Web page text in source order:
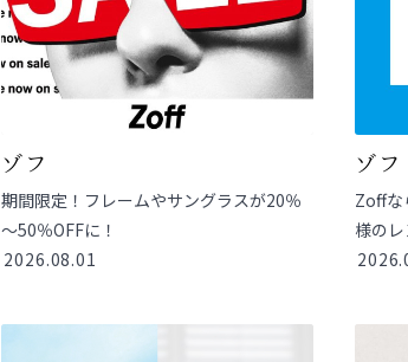
ゾフ
期間限定！フレームやサングラスが20％
～50％OFFに！
2026.08.01
ゾフ
Zoffな
様の